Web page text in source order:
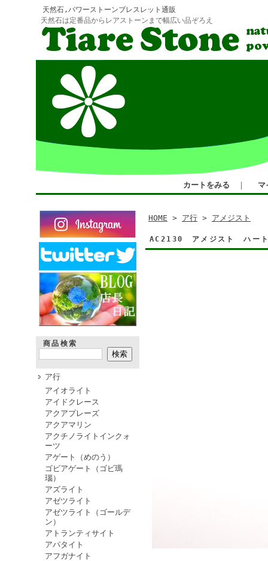
天然石,パワーストーンブレスレット通販
天然石は定番品からレアストーンまで幅広い品ぞろえ
カートをみる ｜ マ
商品検索
ア行
アイオライト
アイドクレース
アクアプレーズ
アクアマリン
アクチノライトインクォ
ーツ
アゲート（めのう）
ゴビアゲート（ゴビ瑪
瑙）
アズライト
アゼツライト
アゼツライト（ゴールデ
ン）
アトランティサイト
アパタイト
アフガナイト
HOME > ア行 > アメジスト
AC2130 アメジスト ハー